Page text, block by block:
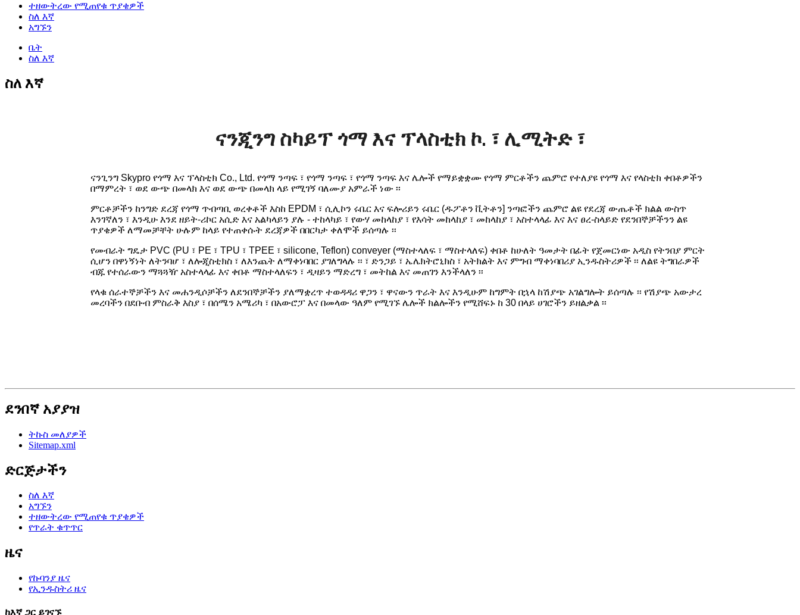
ተዘውትረው የሚጠየቁ ጥያቄዎች
ስለ እኛ
አግኙን
ቤት
ስለ እኛ
ስለ እኛ
ናንጂንግ ስካይፕ ጎማ እና ፕላስቲክ ኮ. ፣ ሊሚትድ ፣
ናንጊንግ Skypro የጎማ እና ፕላስቲክ Co., Ltd. የጎማ ንጣፍ ፣ የጎማ ንጣፍ ፣ የጎማ ንጣፍ እና ሌሎች የማይቋቋሙ የጎማ ምርቶችን ጨምሮ የተለያዩ የጎማ እና የላስቲክ ቀበቶዎችን
በማምረት ፣ ወደ ውጭ በመላክ እና ወደ ውጭ በመላክ ላይ የሚገኝ ባለሙያ አምራች ነው ፡፡
ምርቶቻችን ከንግድ ደረጃ የጎማ ጥብጣቢ ወረቀቶች እስከ EPDM ፣ ሲሊኮን ሩቤር እና ፍሎሪይን ሩቤር (ዱፖቶን ቪትቶን] ንጣፎችን ጨምሮ ልዩ የደረጃ ውጤቶች ክልል ውስጥ
እንገኛለን ፣ እንዲሁ እንደ ዘይት-ሪኮር አሲድ እና አልካላይን ያሉ - ተከላካይ ፣ የውሃ መከላከያ ፣ የእሳት መከላከያ ፣ መከላከያ ፣ አስተላላፊ እና እና ፀረ-ስላይድ የደንበኞቻችንን ልዩ
ጥያቄዎች ለማመቻቸት ሁሉም ከላይ የተጠቀሱት ደረጃዎች በበርካታ ቀለሞች ይሰጣሉ ፡፡
የመብራት ግዴታ PVC (PU ፣ PE ፣ TPU ፣ TPEE ፣ silicone, Teflon) conveyer (ማስተላለፍ ፣ ማስተላለፍ) ቀበቶ ከሁለት ዓመታት በፊት የጀመርነው አዲስ የትንበያ ምርት
ሲሆን በዋነኝነት ለትንባሆ ፣ ለሎጂስቲክስ ፣ ለእንጨት ለማቀነባበር ያገለግላሉ ፡፡ ፣ ድንጋይ ፣ ኤሌክትሮኒክስ ፣ አትክልት እና ምግብ ማቀነባበሪያ ኢንዱስትሪዎች ፡፡ ለልዩ ትግበራዎች
ብጁ የተሰራውን ማጓጓዥ አስተላላፊ እና ቀበቶ ማስተላለፍን ፣ ዲዛይን ማድረግ ፣ መትከል እና መጠገን እንችላለን ፡፡
የላቁ ሰራተኞቻችን እና መሐንዲሶቻችን ለደንበኞቻችን ያለማቋረጥ ተወዳዳሪ ዋጋን ፣ ዋናውን ጥራት እና እንዲሁም ከግምት በኋላ ከሽያጭ አገልግሎት ይሰጣሉ ፡፡ የሽያጭ አውታረ
መረባችን በደቡብ ምስራቅ እስያ ፣ በሰሜን አሜሪካ ፣ በአውሮፓ እና በመላው ዓለም የሚገኙ ሌሎች ክልሎችን የሚሸፍኑ ከ 30 በላይ ሀገሮችን ይዘልቃል ፡፡
ደንበኛ አያያዝ
ትኩስ መለያዎች
Sitemap.xml
ድርጅታችን
ስለ እኛ
አግኙን
ተዘውትረው የሚጠየቁ ጥያቄዎች
የጥራት ቁጥጥር
ዜና
የኩባንያ ዜና
የኢንዱስትሪ ዜና
ከእኛ ጋር ይገናኙ